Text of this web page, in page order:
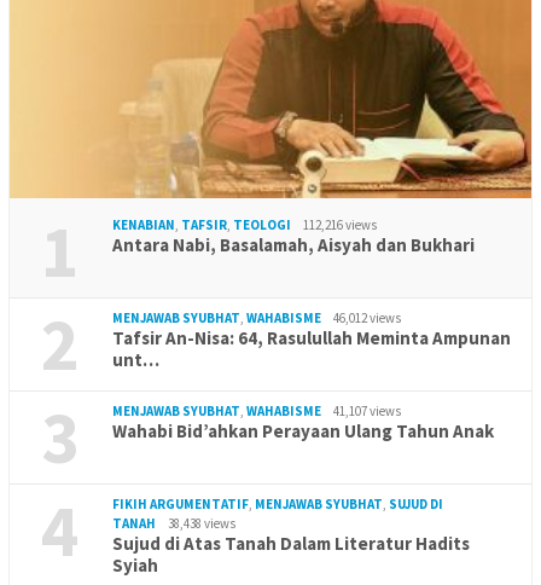
1 KENABIAN TAFSIR TEOLOGI 112,216 views
Antara Nabi, Basalamah, Aisyah dan Bukhari
2 MENJAWAB SYUBHAT WAHABISME 46,012 views
Tafsir An-Nisa: 64, Rasulullah Meminta Ampunan
unt…
3 MENJAWAB SYUBHAT WAHABISME 41,107 views
Wahabi Bid’ahkan Perayaan Ulang Tahun Anak
4 FIKIH ARGUMENTATIF MENJAWAB SYUBHAT SUJUD DI
TANAH
38,438 views
Sujud di Atas Tanah Dalam Literatur Hadits
Syiah